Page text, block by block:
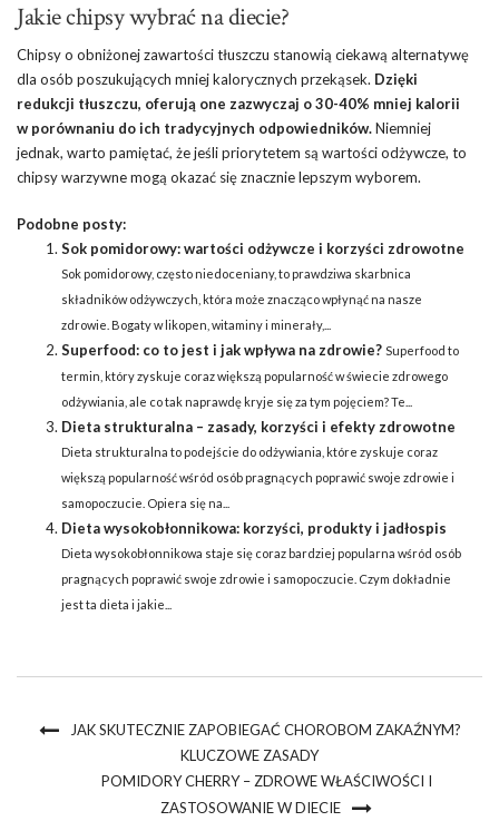
Jakie chipsy wybrać na diecie?
Chipsy o obniżonej zawartości tłuszczu stanowią ciekawą alternatywę
dla osób poszukujących mniej kalorycznych przekąsek. Dzięki
redukcji tłuszczu, oferują one zazwyczaj o 30-40% mniej kalorii
w porównaniu do ich tradycyjnych odpowiedników.Niemniej
jednak, warto pamiętać, że jeśli priorytetem są wartości odżywcze, to
chipsy warzywne mogą okazać się znacznie lepszym wyborem.
Podobne posty:
Sok pomidorowy: wartości odżywcze i korzyści zdrowotne
Sok pomidorowy, często niedoceniany, to prawdziwa skarbnica
składników odżywczych, która może znacząco wpłynąć na nasze
zdrowie. Bogaty w likopen, witaminy i minerały,...
Superfood: co to jest i jak wpływa na zdrowie? Superfood to
termin, który zyskuje coraz większą popularność w świecie zdrowego
odżywiania, ale co tak naprawdę kryje się za tym pojęciem? Te...
Dieta strukturalna – zasady, korzyści i efekty zdrowotne
Dieta strukturalna to podejście do odżywiania, które zyskuje coraz
większą popularność wśród osób pragnących poprawić swoje zdrowie i
samopoczucie. Opiera się na...
Dieta wysokobłonnikowa: korzyści, produkty i jadłospis
Dieta wysokobłonnikowa staje się coraz bardziej popularna wśród osób
pragnących poprawić swoje zdrowie i samopoczucie. Czym dokładnie
jest ta dieta i jakie...
JAK SKUTECZNIE ZAPOBIEGAĆ CHOROBOM ZAKAŹNYM?
KLUCZOWE ZASADY
POMIDORY CHERRY – ZDROWE WŁAŚCIWOŚCI I
ZASTOSOWANIE W DIECIE